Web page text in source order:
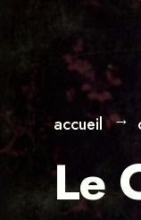
accueil
Le